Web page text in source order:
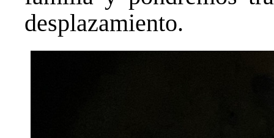
desplazamiento.